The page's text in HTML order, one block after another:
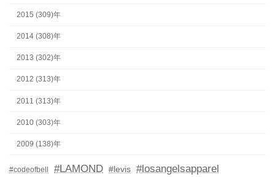
2015 (309)年
2014 (308)年
2013 (302)年
2012 (313)年
2011 (313)年
2010 (303)年
2009 (138)年
#codeofbell #LAMOND #levis #losangelsapparel